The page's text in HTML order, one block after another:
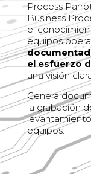
Process
Business
el
equipos
el esfuerzo
una visión
Genera
la grabación
equipos.